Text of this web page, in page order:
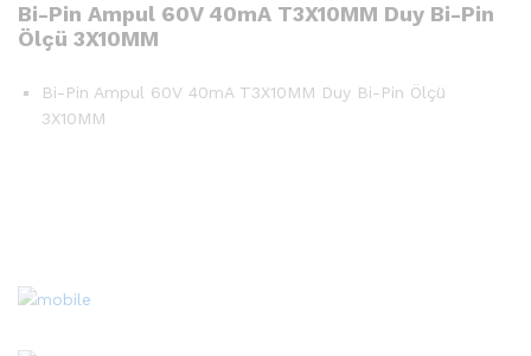
Bi-Pin Ampul 60V 40mA T3X10MM Duy Bi-Pin
Ölçü 3X10MM
Bi-Pin Ampul 60V 40mA T3X10MM Duy Bi-Pin Ölçü
3X10MM